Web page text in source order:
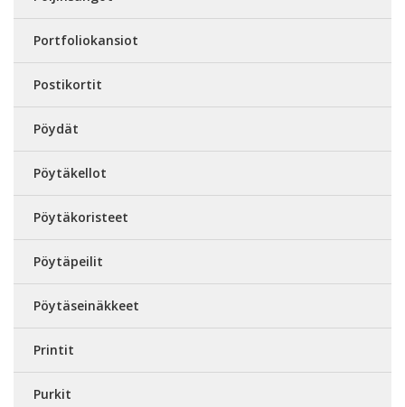
Portfoliokansiot
Postikortit
Pöydät
Pöytäkellot
Pöytäkoristeet
Pöytäpeilit
Pöytäseinäkkeet
Printit
Purkit